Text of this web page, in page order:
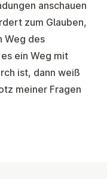
anschauen
zum Glauben,
Weg des
ein Weg mit
ist, dann weiß
meiner Fragen